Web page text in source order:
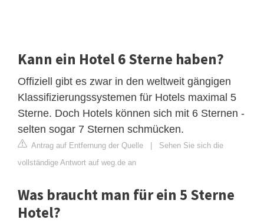
Kann ein Hotel 6 Sterne haben?
Offiziell gibt es zwar in den weltweit gängigen
Klassifizierungssystemen für Hotels maximal 5
Sterne. Doch Hotels können sich mit 6 Sternen -
selten sogar 7 Sternen schmücken.
Antrag auf Entfernung der Quelle
Sehen Sie sich die
vollständige Antwort auf weg.de an
Was braucht man für ein 5 Sterne
Hotel?